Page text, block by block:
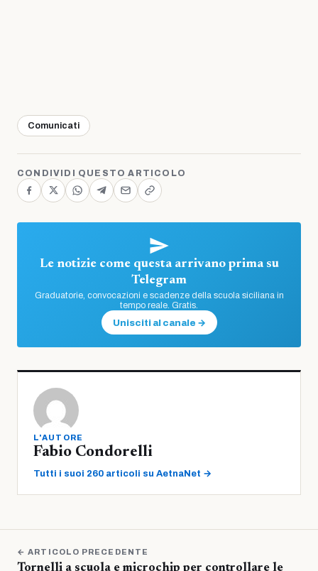
Comunicati
CONDIVIDI QUESTO ARTICOLO
Le notizie come questa arrivano prima su
Telegram
Graduatorie, convocazioni e scadenze della scuola siciliana in
tempo reale. Gratis.
Unisciti al canale →
L'AUTORE
Fabio Condorelli
Tutti i suoi 260 articoli su AetnaNet →
← ARTICOLO PRECEDENTE
Tornelli a scuola e microchip per controllare le